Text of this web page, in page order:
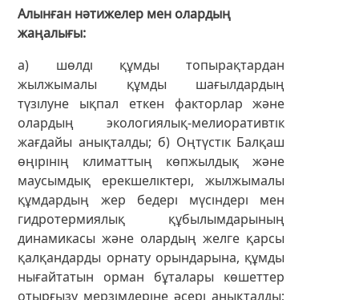
Алынған нәтижелер мен олардың
жаңалығы
а) шөлді құмды топырақтардан
жылжымалы құмды шағылдардың
түзілуне ықпал еткен факторлар және
олардың экологиялық-мелиоративтік
жағдайы анықталды; б) Оңтүстік Балқаш
өңірінің климаттың көпжылдық және
маусымдық ерекшеліктері, жылжымалы
құмдардың жер бедері мүсіндері мен
гидротермиялық құбылымдарының
динамикасы және олардың желге қарсы
қалқандарды орнату орындарына, құмды
нығайтатын орман бұталары көшеттер
отырғызу мерзімдеріне әсері анықталды;